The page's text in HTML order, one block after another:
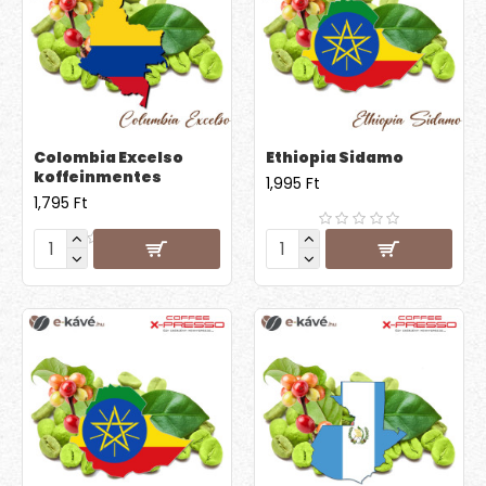
Colombia Excelso
koffeinmentes
1,795 Ft
Ethiopia Sidamo
1,995 Ft